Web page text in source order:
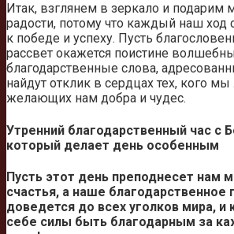
Итак, взглянем в зеркало и подарим
радости, потому что каждый наш ход
к победе и успеху. Пусть
рассвет окажется поистине
благодарственные слова,
найдут отклик в сердцах тех, кого
желающих нам добра и чудес.
Утренний благодарственный час с
который делает день особенным
Пусть этот день преподнесет нам
счастья, а наше благодарственное
доведется до всех уголков мира,
себе силы быть благодарным за